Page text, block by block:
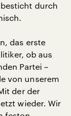
durch
das erste
ob aus
Partei –
von unserem
der der
wieder. Wir